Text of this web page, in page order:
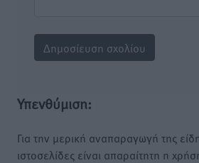
Υπενθύμιση:
Για την μερική αναπαραγωγή της
ιστοσελίδες είναι απαραίτητη η